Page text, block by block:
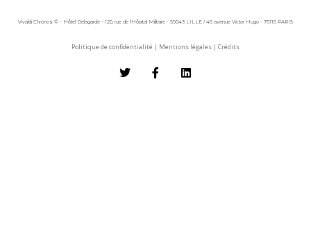
Vivaldi Chronos © - Hôtel Delagarde - 120, rue de l'Hôpital Militaire - 59043 LILLE / 45 avenue Victor Hugo - 75116 PARIS
Politique de confidentialité | Mentions légales | Crédits